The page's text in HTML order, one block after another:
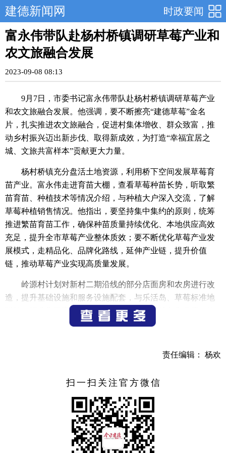
时政要闻
建德新闻网
富永伟带队赴杨村桥镇调研草莓产业和
农文旅融合发展
2023-09-08 08:13
9月7日，市委书记富永伟带队赴杨村桥镇调研草莓产业
和农文旅融合发展。他强调，要不断擦亮“建德草莓”金名
片，扎实推进农文旅融合，促进村集体增收、群众致富，推
动乡村振兴迈出新步伐、取得新成效，为打造“幸福宜居之
城、文旅共富样本”贡献更大力量。
杨村桥镇充分盘活土地资源，利用桥下空间发展草莓育
苗产业。富永伟走进育苗大棚，查看草莓种苗长势，听取繁
苗育苗、种植技术等情况介绍，与种植大户深入交流，了解
草莓种植销售情况。他指出，要坚持集中集约的原则，统筹
推进繁苗育苗工作，确保种苗质量持续优化、本地供应高效
充足，提升全市草莓产业整体质效；要不断优化草莓产业发
展模式，走精品化、品牌化路线，延伸产业链，提升价值
链，推动草莓产业实现高质量发展。
岭源村计划对新村二期沿线的部分店面房和农房进行改
造，提升基础设施和服务设施配套，与乐活岛、草莓标准地
联动，打造集民宿、康养、餐饮、农家乐等特色产业于一体
的乡村休闲产业集聚区。富永伟沿着村道边走边看，与镇村
讨。他指出，要持续开展“人人都是保洁员”活动，以“绣花”功
营思维、品牌意识，打造具有乡村韵味、地方特色的休闲集
聚区，满足多样化、多层次的文旅消费需求。
富永伟在调研中强调，杨村桥镇要立足资源优势，强化
规划引领，打造更有特色、更具普惠性的产业发展平台，从
传统的“政府投入、大户带头”向千家万户延伸拓展，带动广
大群众增收致富；要以“千万工程”为指引，以满足群众对美
责任编辑： 杨欢
扫一扫关注官方微信